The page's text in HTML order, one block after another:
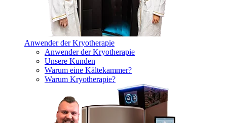
Anwender der Kryotherapie
Anwender der Kryotherapie
Unsere Kunden
Warum eine Kältekammer?
Warum Kryotherapie?